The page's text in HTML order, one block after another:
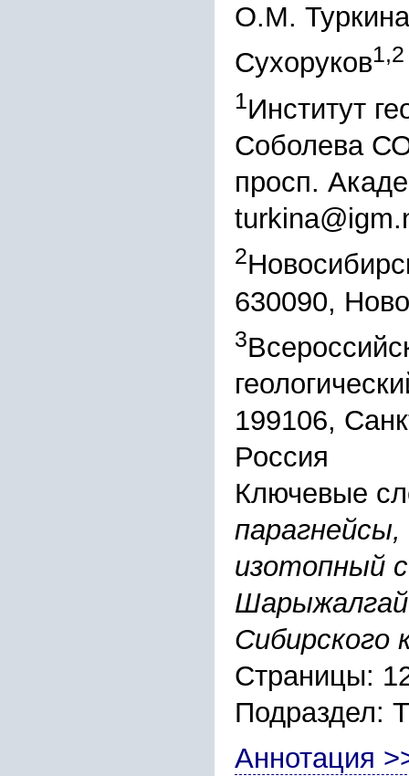
О.М. Туркина
Сухоруков1,2
1Институт
Соболева
просп.
2
630090,
3
199106,
Россия
Ключевые
изотопный
Сибирского
Страницы:
Аннотация